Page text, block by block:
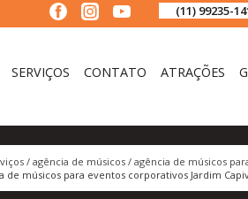
(11) 99235-
SERVIÇOS CONTATO ATRAÇÕES
agência de músicos
agência de músicos
de músicos para eventos corporativos Jardim